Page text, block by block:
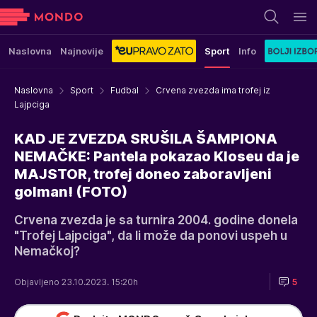
Naslovna Najnovije Sport Info
Naslovna Sport Fudbal
Crvena zvezda ima trofej iz
Lajpciga
KAD JE ZVEZDA SRUŠILA ŠAMPIONA
NEMAČKE: Pantela pokazao Kloseu da je
MAJSTOR, trofej doneo zaboravljeni
golman! (FOTO)
Crvena zvezda je sa turnira 2004. godine donela
"Trofej Lajpciga", da li može da ponovi uspeh u
Nemačkoj?
Objavljeno 23.10.2023. 15:20h 5